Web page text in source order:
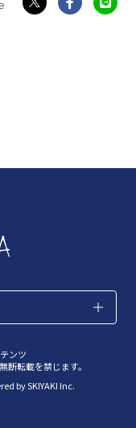
ンツ
転載を禁じます。
bySKIYAKI Inc.